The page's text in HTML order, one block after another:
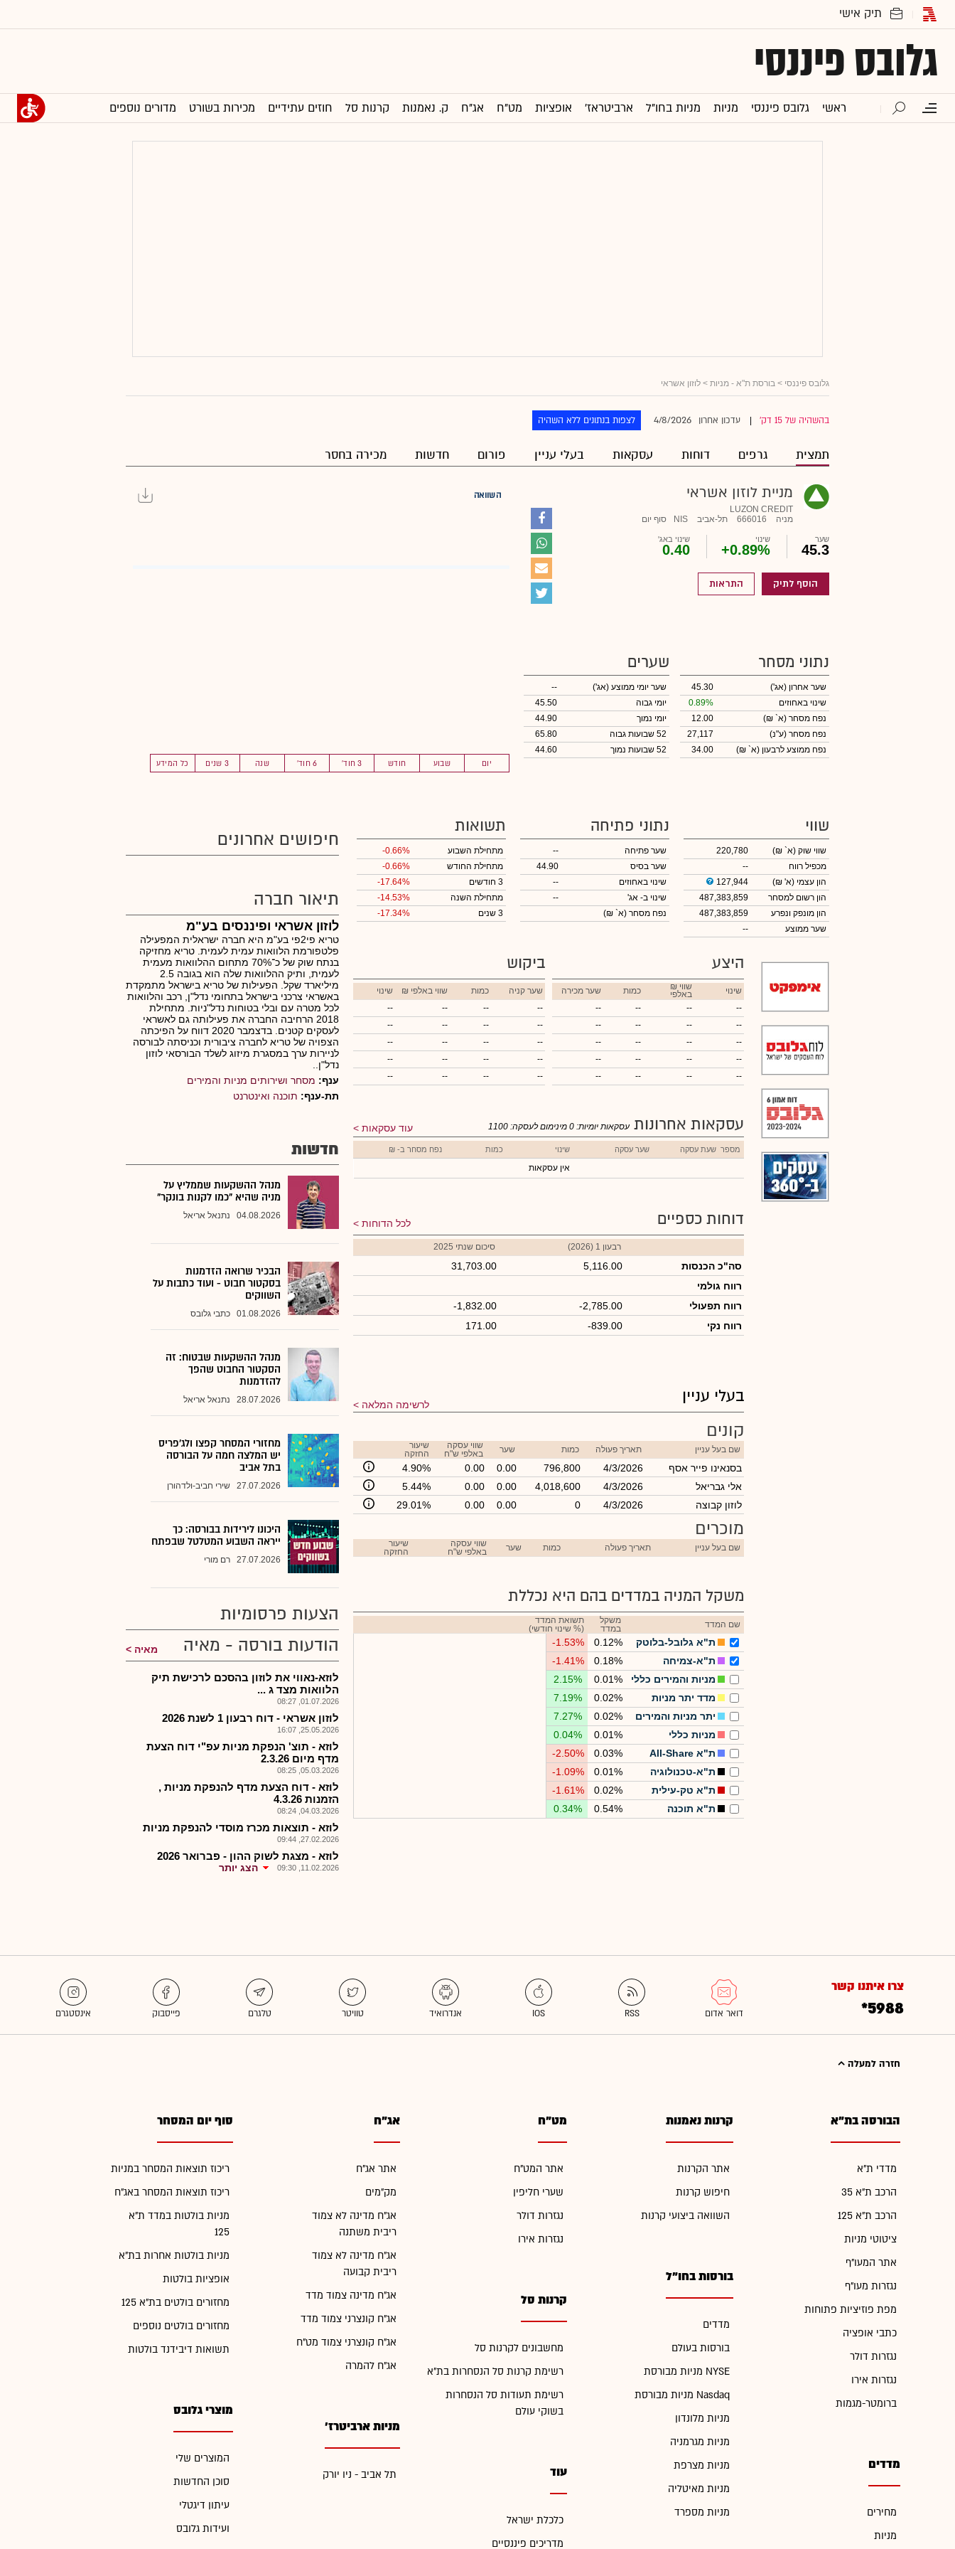
גלובס פיננסי
ראשי גלובס פיננסי מניות מניות בחו"ל ארביטראז' אופציות מט"ח אג"ח ק. נאמנות קרנות סל חוזים עתידיים מכירות בשורט מדורים נוספים
גלובס פיננסי > בורסת ת"א - מניות > לוזון אשראי
בהשהיה של 15 דק' עדכון אחרון 4/8/2026 לצפות בנתונים ללא השהיה
תמצית גרפים דוחות עסקאות בעלי עניין פורום חדשות מכירה בחסר
מניית לוזון אשראי
LUZON CREDIT
מניה
666016 תל-אביב NIS סוף יום
שער
45.3
שינוי
+0.89%
שינוי באג'
0.40
הוסף לתיק התראות
השוואה
יום שבוע חודש 3 חוד' 6 חוד' שנה 3 שנים כל המידע
נתוני מסחר
שער אחרון (אג')
45.30
שינוי באחוזים
0.89%
נפח מסחר (א` ₪)
12.00
נפח מסחר (ע"נ)
27,117
נפח ממוצע לרבעון (א` ₪)
34.00
שערים
שער יומי ממוצע (אג')
--
יומי גבוה
45.50
יומי נמוך
44.90
52 שבועות גבוה
65.80
52 שבועות נמוך
44.60
שווי
שווי שוק (א` ₪)
220,780
מכפיל רווח
--
הון עצמי (א' ₪)
127,944
הון רשום למסחר
487,383,859
הון מונפק ונפרע
487,383,859
שער ממוצע
--
נתוני פתיחה
שער פתיחה
--
שער בסיס
44.90
שינוי באחוזים
--
שינוי ב- אג'
--
נפח מסחר (א` ₪)
תשואות
מתחילת השבוע
-0.66%
מתחילת החודש
-0.66%
3 חודשים
-17.64%
מתחילת השנה
-14.53%
3 שנים
-17.34%
היצע
שינוי ₪ שווי
באלפי כמות
שער מכירה
--
--
--
--
--
--
--
--
--
--
--
--
--
--
--
--
--
--
--
--
ביקוש
שער קניה כמות ₪ שווי באלפי
שינוי
--
--
--
--
--
--
--
--
--
--
--
--
--
--
--
--
--
--
--
--
עסקאות אחרונות עוד עסקאות עסקאות יומיות: 0 מינימום לעסקה: 1100
מספר שעת עסקה שער עסקה שינוי כמות נפח מסחר ב- ₪
אין עסקאות
דוחות כספיים לכל הדוחות
רבעון 1 (2026) סיכום שנתי 2025
סה"כ הכנסות 5,116.00
31,703.00
רווח גולמי
רווח תפעולי
-2,785.00
-1,832.00
רווח נקי
-839.00
171.00
בעלי עניין לרשימה המלאה
קונים
שם בעל עניין תאריך פעולה כמות שער
שווי עסקה
באלפי ש"ח
שיעור
החזקה
בסנאינו פייר אסף 4/3/2026
796,800
0.00
0.00
4.90%
אלי גבריאל
4/3/2026
4,018,600
0.00
0.00
5.44%
לוזון קבוצה
4/3/2026
0
0.00
0.00
29.01%
מוכרים
שם בעל עניין תאריך פעולה כמות שער
שווי עסקה
באלפי ש"ח
שיעור
החזקה
משקל המניה במדדים בהם היא נכללת
שם המדד
משקל
במדד
תשואת המדד
(% שינוי חודשי)
ת"א גלובל-בלוטק 0.12%
-1.53%
ת"א-צמיחה
0.18%
-1.41%
מניות והמירים כללי
0.01%
2.15%
מדד יתר מניות
0.02%
7.19%
יתר מניות והמירים
0.02%
7.27%
מניות כללי
0.01%
0.04%
ת"א All-Share
0.03%
-2.50%
ת"א-טכנולוגיה
0.01%
-1.09%
ת"א טק-עילית
0.02%
-1.61%
ת"א תוכנה
0.54%
0.34%
חיפושים אחרונים
תיאור חברה
לוזון אשראי ופיננסים בע"מ
טריא פי2פי בע"מ היא חברה ישראלית המפעילה
פלטפורמת הלוואות עמית לעמית. טריא מחזיקה
בנתח שוק של כ־70% מתחום ההלוואות מעמית
לעמית, ותיק ההלוואות שלה הוא בגובה 2.5
מיליארד שקל. הפעילות של טריא בישראל מתמקדת
באשראי צרכני בישראל בתחומי נדל"ן, רכב והלוואות
לכל מטרה עם ובלי בטוחות נדל"ניות. מתחילת
2018 הרחיבה החברה את פעילותה גם לאשראי
לעסקים קטנים. בדצמבר 2020 דווח על הפיכתה
הצפויה של טריא לחברה ציבורית וכניסתה לבורסה
לניירות ערך במסגרת מיזוג לשלד הבורסאי לוזון
נדל"ן..
ענף: מסחר ושירותים מניות והמירים
תת-ענף: תוכנה ואינטרנט
חדשות
מנהל ההשקעות שממליץ על
מניה שהיא "כמו לקנות בונקר"
04.08.2026 נתנאל אריאל
הבכיר שרואה הזדמנות
בסקטור חבוט - ועוד כתבות על
השווקים
01.08.2026 כתבי גלובס
מנהל ההשקעות שבטוח: זה
הסקטור החבוט שהפך
להזדמנות
28.07.2026 נתנאל אריאל
מחזורי המסחר קפצו ולג'פריס
יש המלצה חמה על הבורסה
בתל אביב
27.07.2026 שירי חביב-ולדהורן
היכונו לירידות בבורסה: כך
ייראה השבוע המטלטל שבפתח
27.07.2026 רם מורי
הצעות פרסומיות
הודעות בורסה - מאיה
מאיה
לוזא-נאווי את לוזון בהסכם לרכישת תיק
הלוואות מצד ג ...
01.07.2026, 08:27
לוזון אשראי - דוח רבעון 1 לשנת 2026
25.05.2026, 16:07
לוזא - תוצ' הנפקת מניות עפ"י דוח הצעת
מדף מיום 2.3.26
05.03.2026, 08:25
לוזא - דוח הצעת מדף להנפקת מניות ,
הזמנות 4.3.26
04.03.2026, 08:24
לוזא - תוצאות מכרז מוסדי להנפקת מניות
27.02.2026, 09:44
לוזא - מצגת לשוק ההון - פברואר 2026
11.02.2026, 09:30 הצג יותר
צרו איתנו קשר
*5988
חזרה למעלה
הבורסה בת"א
מדדי ת"א
הרכב ת"א 35
הרכב ת"א 125
ציטוטי מניות
אתר המעו"ף
נגזרות מעו"ף
מפת פוזיציות פתוחות
כתבי אופציה
נגזרות דולר
נגזרות אירו
ברומטר-מגמות
מדדים
מחירים
מניות
קרנות נאמנות
אתר הקרנות
חיפוש קרנות
השוואה ביצועי קרנות
בורסות בחו"ל
מדדים
בורסות בעולם
מניות מבורסת NYSE
מניות מבורסת Nasdaq
מניות מלונדון
מניות מגרמניה
מניות מצרפת
מניות מאיטליה
מניות מספרד
מט"ח
אתר המט"ח
שערי חליפין
נגזרות דולר
נגזרות אירו
קרנות סל
מחשבונים לקרנות סל
רשימת קרנות סל הנסחרות בת"א
רשימת תעודות סל הנסחרות
בשוקי עולם
עוד
כלכלת ישראל
מדריכים פיננסיים
אג"ח
אתר אג"ח
מק"מים
אג"ח מדינה לא צמוד
ריבית משתנה
אג"ח מדינה לא צמוד
ריבית קבועה
אג"ח מדינה צמוד מדד
אג"ח קונצרני צמוד מדד
אג"ח קונצרני צמוד מט"ח
אג"ח להמרה
מניות ארביטרז'
תל אביב - ניו יורק
סוף יום המסחר
ריכוז תוצאות המסחר במניות
ריכוז תוצאות המסחר באג"ח
מניות בולטות במדד ת"א
125
מניות בולטות אחרות בת"א
אופציות בולטות
מחזורים בולטים בת"א 125
מחזורים בולטים נוספים
תשואות דיבידנד בולטות
מוצרי גלובס
המוצרים שלי
סוכן החדשות
עיתון דיגטלי
ועידות גלובס